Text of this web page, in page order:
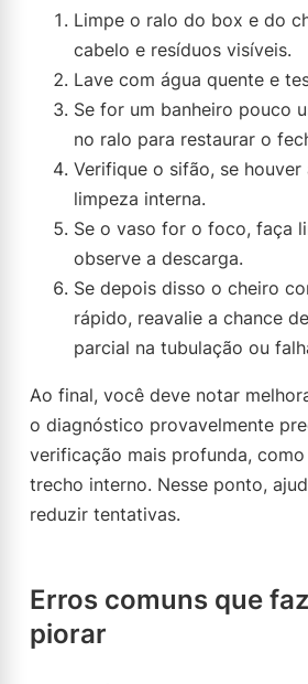
Limpe o ralo do box e do
cabelo e resíduos visíveis.
Lave com água quente e
Se for um banheiro pouco
no ralo para restaurar o
Verifique o sifão, se houver
limpeza interna.
Se o vaso for o foco, faça
observe a descarga.
Se depois disso o cheiro
rápido, reavalie a chance
parcial na tubulação ou
Ao final, você deve notar
o diagnóstico provavelmente
verificação mais profunda,
trecho interno. Nesse ponto,
reduzir tentativas.
Erros comuns que
piorar